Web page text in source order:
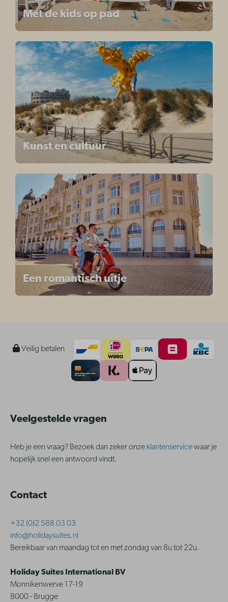
Met de kids op pad
Kunst en cultuur
Een romantisch uitje
Veilig betalen
Veelgestelde vragen
Heb je een vraag? Bezoek dan zeker onze klantenservicewaar je
hopelijk snel een antwoord vindt.
Contact
+32 (0)2 588 03 03
info@holidaysuites.nl
Bereikbaar van maandag tot en met zondag van 8u tot 22u.
Holiday Suites International BV
Monnikenwerve 17-19
8000 - Brugge